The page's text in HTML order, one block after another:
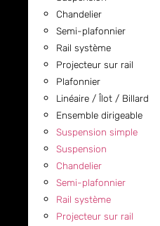
Chandelier
Semi-plafonnier
Rail système
Projecteur sur rail
Plafonnier
Linéaire / Îlot / Billard
Ensemble dirigeable
Suspension simple
Suspension
Chandelier
Semi-plafonnier
Rail système
Projecteur sur rail